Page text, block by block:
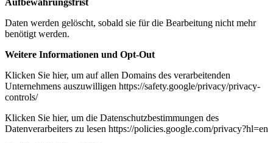
Daten werden gelöscht, sobald sie für die Bearbeitung nicht mehr
benötigt werden.
Weitere Informationen und Opt-Out
Klicken Sie hier, um auf allen Domains des verarbeitenden
Unternehmens auszuwilligen https://safety.google/privacy/privacy-
controls/
Klicken Sie hier, um die Datenschutzbestimmungen des
Datenverarbeiters zu lesen https://policies.google.com/privacy?hl=en